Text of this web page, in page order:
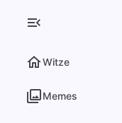
Witze
Memes